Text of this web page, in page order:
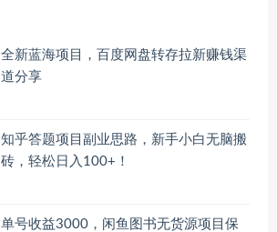
全新蓝海项目，百度网盘转存拉新赚钱渠
道分享
知乎答题项目副业思路，新手小白无脑搬
砖，轻松日入100+！
单号收益3000，闲鱼图书无货源项目保